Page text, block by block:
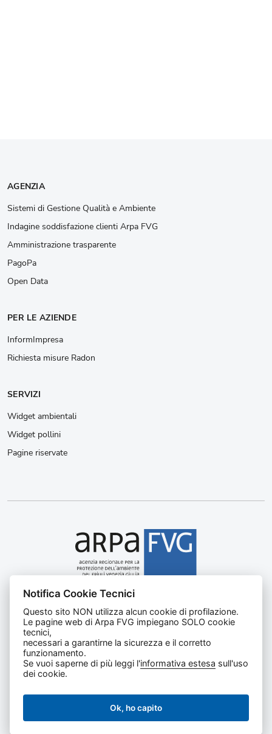
AGENZIA
Sistemi di Gestione Qualità e Ambiente
Indagine soddisfazione clienti Arpa FVG
Amministrazione trasparente
PagoPa
Open Data
PER LE AZIENDE
InformImpresa
Richiesta misure Radon
SERVIZI
Widget ambientali
Widget pollini
Pagine riservate
Agenzia regionale per la protezione dell’ambiente del
Friuli Venezia Giulia
C.F. e P. IVA 02096520305
Tel 0432 1918111
Notifica Cookie Tecnici
Questo sito NON utilizza alcun cookie di profilazione.
Le pagine web di Arpa FVG impiegano SOLO cookie
tecnici,
necessari a garantirne la sicurezza e il corretto
funzionamento.
Se vuoi saperne di più leggi l'informativa estesa sull'uso
dei cookie.
Ok, ho capito